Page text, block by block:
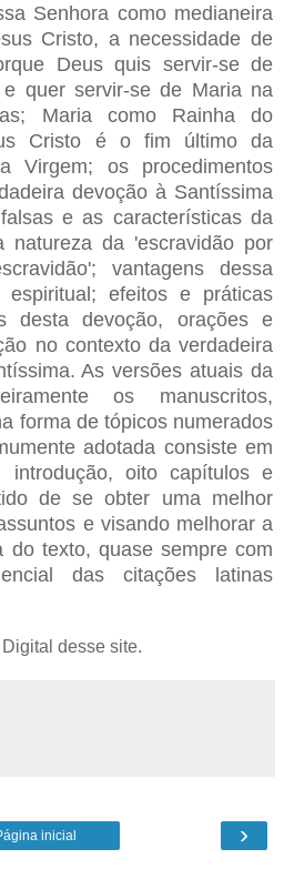
Senhora como medianeira
Cristo, a necessidade de
Deus quis servir-se de
quer servir-se de Maria na
Maria como Rainha do
Cristo é o fim último da
Virgem; os procedimentos
devoção à Santíssima
e as características da
natureza da 'escravidão por
vantagens dessa
efeitos e práticas
desta devoção, orações e
no contexto da verdadeira
As versões atuais da
os manuscritos,
forma de tópicos numerados
adotada consiste em
oito capítulos e
de se obter uma melhor
e visando melhorar a
do texto, quase sempre com
das citações latinas
desse site.
›
inicial